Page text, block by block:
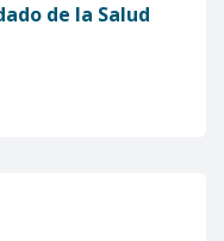
de la Salud